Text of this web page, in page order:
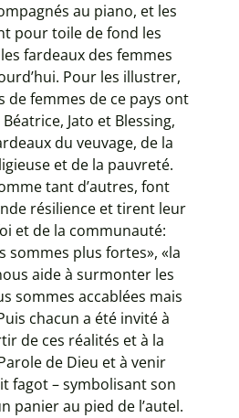
au piano, et les
pour toile de fond les
fardeaux des femmes
Pour les illustrer,
de femmes de ce pays ont
Jato et Blessing,
du veuvage, de la
et de la pauvreté.
tant d’autres, font
résilience et tirent leur
et de la communauté:
sommes plus fortes», «la
aide à surmonter les
sommes accablées mais
chacun a été invité à
de ces réalités et à la
de Dieu et à venir
fagot – symbolisant son
panier au pied de l’autel.